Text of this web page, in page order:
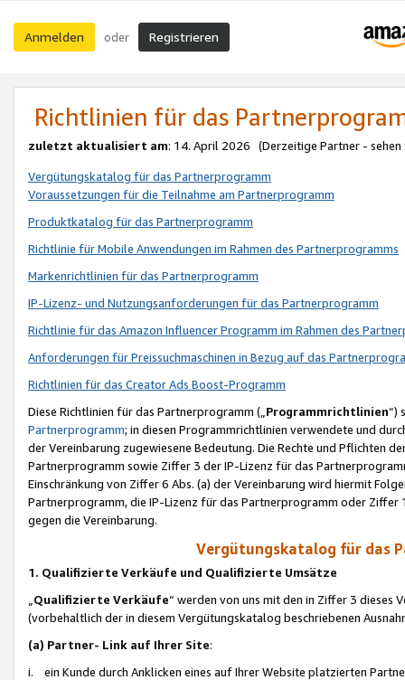
Anmelden oder Registrieren
Richtlinien für das
zuletzt aktualisiert am: 14. April 2026 (Derzeitige Partner - sehen
Vergütungskatalog für das Partnerprogramm
Voraussetzungen für die Teilnahme am Partnerprogramm
Produktkatalog für das Partnerprogramm
Richtlinie für Mobile Anwendungen im Rahmen des Partnerprogramms
Markenrichtlinien für das Partnerprogramm
IP-Lizenz- und Nutzungsanforderungen für das Partnerprogramm
Richtlinie für das Amazon Influencer Programm im Rahmen des
Anforderungen für Preissuchmaschinen in Bezug auf das
Richtlinien für das Creator Ads Boost-Programm
Diese Richtlinien für das Partnerprogramm („Programmrichtlinien“)
Partnerprogramm; in diesen Programmrichtlinien verwendete und
der Vereinbarung zugewiesene Bedeutung. Die Rechte und Pflichten
Partnerprogramm sowie Ziffer 3 der IP-Lizenz für das
Einschränkung von Ziffer 6 Abs. (a) der Vereinbarung wird hiermit
Partnerprogramm, die IP-Lizenz für das Partnerprogramm oder
gegen die Vereinbarung.
Vergütungskatalog für das
1. Qualifizierte Verkäufe und Qualifizierte Umsätze
Qualifizierte Verkäufe“ werden von uns mit den in Ziffer 3
(vorbehaltlich der in diesem Vergütungskatalog beschriebenen
(a) Partner- Link auf Ihrer Site:
i. ein Kunde durch Anklicken eines auf Ihrer Website platzierten